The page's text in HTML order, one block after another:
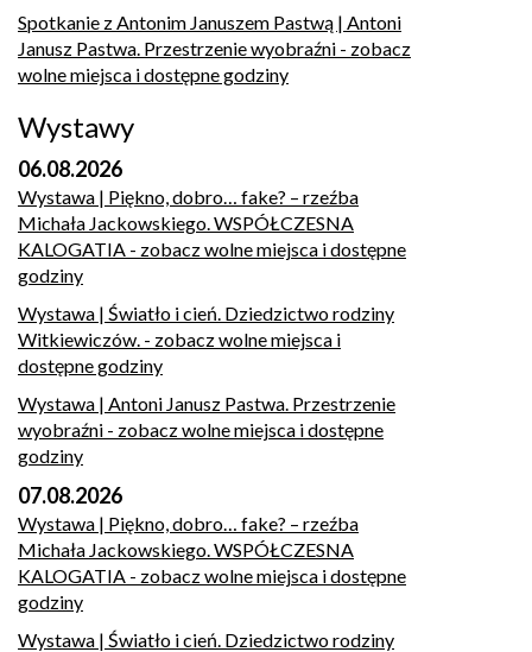
Spotkanie z Antonim Januszem Pastwą | Antoni
Janusz Pastwa. Przestrzenie wyobraźni - zobacz
wolne miejsca i dostępne godziny
Wystawy
06.08.2026
Wystawa | Piękno, dobro… fake? – rzeźba
Michała Jackowskiego. WSPÓŁCZESNA
KALOGATIA - zobacz wolne miejsca i dostępne
godziny
Wystawa | Światło i cień. Dziedzictwo rodziny
Witkiewiczów. - zobacz wolne miejsca i
dostępne godziny
Wystawa | Antoni Janusz Pastwa. Przestrzenie
wyobraźni - zobacz wolne miejsca i dostępne
godziny
07.08.2026
Wystawa | Piękno, dobro… fake? – rzeźba
Michała Jackowskiego. WSPÓŁCZESNA
KALOGATIA - zobacz wolne miejsca i dostępne
godziny
Wystawa | Światło i cień. Dziedzictwo rodziny